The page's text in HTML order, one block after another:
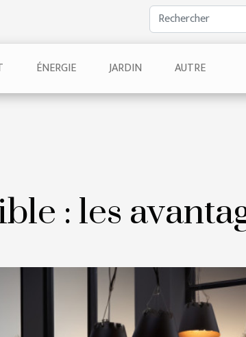
ÉNERGIE JARDIN AUTRE
: les